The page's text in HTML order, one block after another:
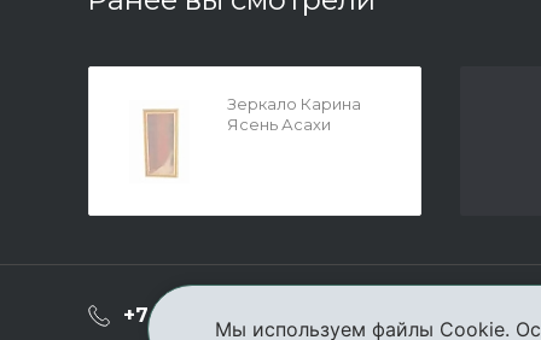
Зеркало Карина
Ясень Асахи
+7 (3952) 503-504
Мы используем файлы Cookie.